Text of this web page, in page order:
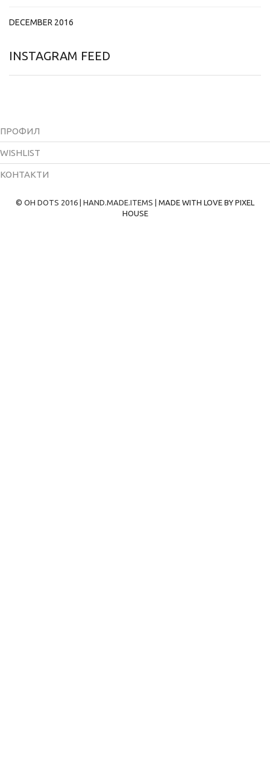
DECEMBER 2016
INSTAGRAM FEED
ПРОФИЛ
WISHLIST
КОНТАКТИ
© OH DOTS 2016 | HAND.MADE.ITEMS | MADE WITH LOVE BY PIXEL
HOUSE